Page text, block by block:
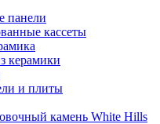
панели
кассеты
керамики
и плиты
камень White Hills